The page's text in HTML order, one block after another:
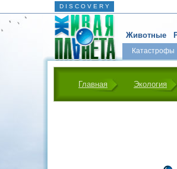
D I S C O V E R Y
Животные
Катастрофы
Главная Экология